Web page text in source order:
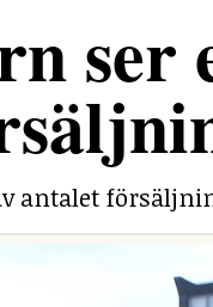
ser
antalet